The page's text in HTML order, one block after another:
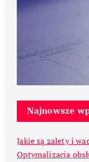
Najnowsze
Jakie są zalety i
Optymalizacja